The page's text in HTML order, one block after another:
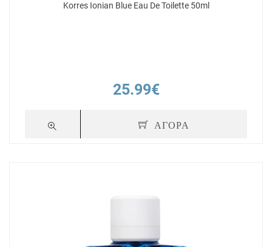
Korres Ionian Blue Eau De Toilette 50ml
25.99€
ΑΓΟΡΑ